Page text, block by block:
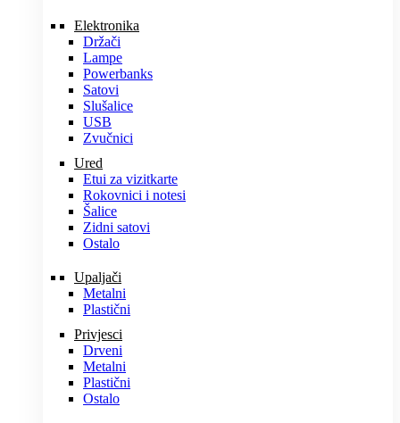
Elektronika
Držači
Lampe
Powerbanks
Satovi
Slušalice
USB
Zvučnici
Ured
Etui za vizitkarte
Rokovnici i notesi
Šalice
Zidni satovi
Ostalo
Upaljači
Metalni
Plastični
Privjesci
Drveni
Metalni
Plastični
Ostalo